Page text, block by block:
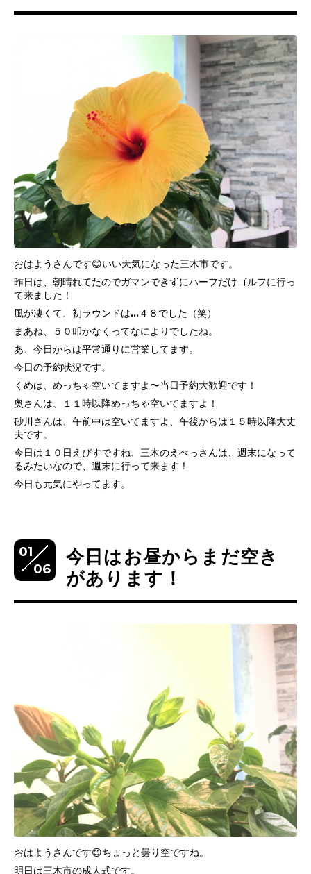
おはようさんです😊いい天気になった三木市です。
昨日は、朝晴れてたのでガマンできずにハーフだけゴルフに行っ
て来ました！
風が凄くて、初ラウンドは…４８でした（笑）
まあね、５０叩かなくってなによりでしたね。
あ、今日からは平常通りに営業してます。
今日の予約状況です。
くめは、めっちゃ空いてますよ〜当日予約大歓迎です！
奥さんは、１１時以降めっちゃ空いてますよ！
砂川さんは、午前中は空いてますよ、午後からは１５時以降大丈
夫です。
今日は１０日えびすですね、三木のえべっさんは、週末になって
るみたいなので、週末に行って来ます！
今日も元気にやってます。
01
06
今日はお昼からまだ空き
があります！
おはようさんです😊ちょっと曇り空ですね。
明日は三木市の成人式です。